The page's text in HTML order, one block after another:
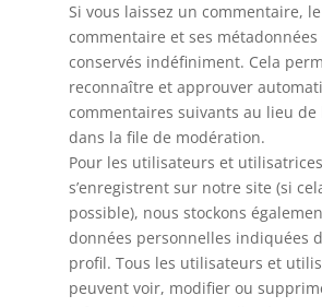
Si vous laissez un commentaire, le
commentaire et ses métadonnées
conservés indéfiniment. Cela
reconnaître et approuver
commentaires suivants au lieu de
dans la file de modération.
Pour les utilisateurs et
s’enregistrent sur notre site (si
possible), nous stockons
données personnelles indiquées
profil. Tous les utilisateurs et
peuvent voir, modifier ou